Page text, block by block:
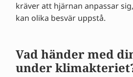
kräver att hjärnan anpassar
kan olika besvär uppstå.
Vad händer med
under